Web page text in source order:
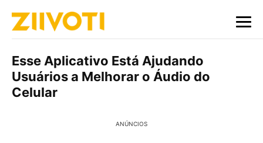
Esse Aplicativo Está Ajudando
Usuários a Melhorar o Áudio do
Celular
ANÚNCIOS